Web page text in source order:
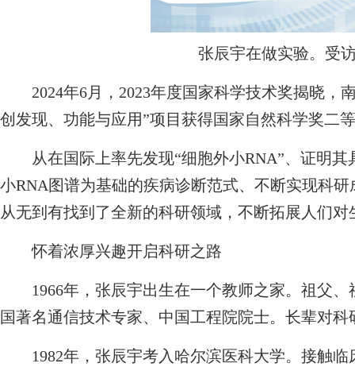
张辰宇在做实验。
2024年6月，2023年度国家科学技术奖揭晓，
创发现、功能与应用”项目获得国家自然科学奖二
从在国际上率先发现“细胞外小RNA”、证明其
小RNA图谱为基础的疾病诊断范式、不断实现科
从无到有找到了全新的科研领域，不断拓展人们对
怀着浓厚兴趣开启科研之路
1966年，张辰宇出生在一个教师之家。祖父、
国著名通信技术专家、中国工程院院士。长辈对
1982年，张辰宇考入哈尔滨医科大学。接触临